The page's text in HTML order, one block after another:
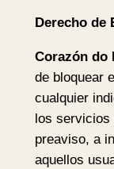
Derecho de
Corazón do
de bloquear
cualquier
los
preaviso, a
aquellos